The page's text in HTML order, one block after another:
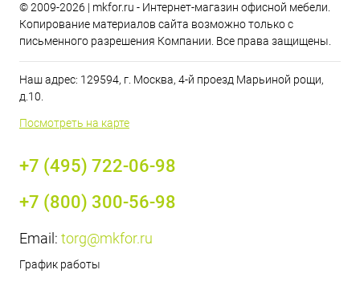
© 2009-2026 | mkfor.ru - Интернет-магазин офисной мебели.
Копирование материалов сайта возможно только с
письменного разрешения Компании. Все права защищены.
Наш адрес: 129594, г. Москва, 4-й проезд Марьиной рощи,
д.10.
Посмотреть на карте
+7 (495) 722-06-98
+7 (800) 300-56-98
Email: torg@mkfor.ru
График работы